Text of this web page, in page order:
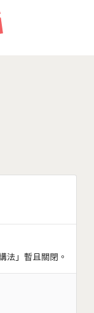
法」暫且關閉。